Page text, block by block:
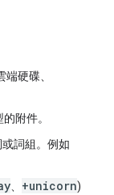
硬碟、
附件。
或詞組。例如
+unicorn)